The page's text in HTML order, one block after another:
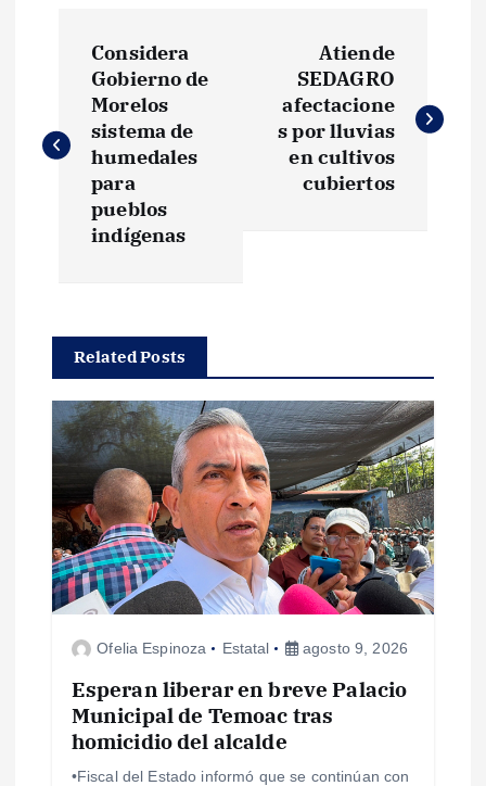
v
c
ó
n
d
e
Considera
Gobierno de
Morelos
sistema de
humedales
para
pueblos
indígenas
Atiende
SEDAGRO
afectacione
s por lluvias
en cultivos
cubiertos
Related Posts
Ofelia Espinoza Estatal agosto 9, 2026
Esperan liberar en breve Palacio
Municipal de Temoac tras
homicidio del alcalde
•Fiscal del Estado informó que se continúan con